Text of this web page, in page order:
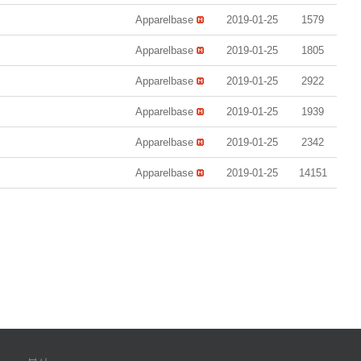
Apparelbase 2019-01-25 1579
Apparelbase 2019-01-25 1805
Apparelbase 2019-01-25 2922
Apparelbase 2019-01-25 1939
Apparelbase 2019-01-25 2342
Apparelbase 2019-01-25 14151